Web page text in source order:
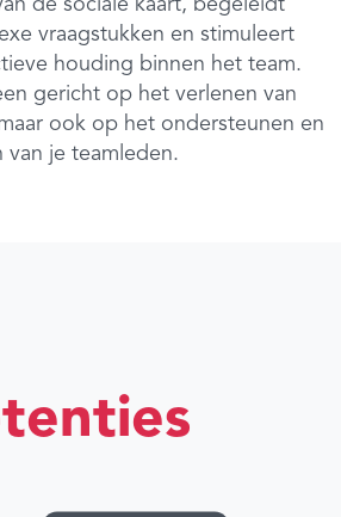
de sociale kaart, begeleidt
vraagstukken en stimuleert
houding binnen het team.
gericht op het verlenen van
ook op het ondersteunen en
je teamleden.